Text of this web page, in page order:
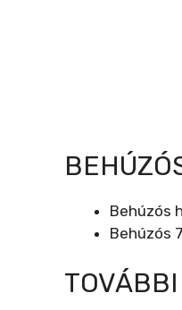
Behúzós
Behúzós